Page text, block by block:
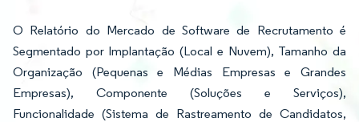
O Relatório do Mercado de Software de Recrutamento é
Segmentado por Implantação (Local e Nuvem), Tamanho da
Organização (Pequenas e Médias Empresas e Grandes
Empresas), Componente (Soluções e Serviços),
Funcionalidade (Sistema de Rastreamento de Candidatos,